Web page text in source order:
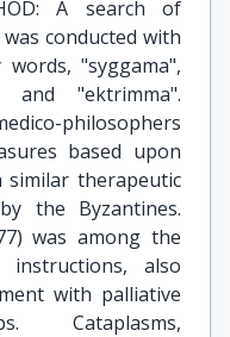
A search of
conducted with
"syggama",
and "ektrimma".
philosophers
based upon
similar therapeutic
the Byzantines.
was among the
also
with palliative
Cataplasms,